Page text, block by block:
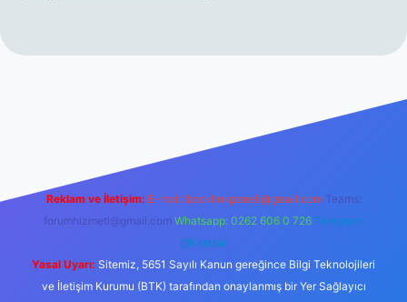
hiltonbet yeni giriş
Reklam ve İletişim: E-mail: backlinkpaneli@gmail.com Teams:
forumhizmeti@gmail.com Whatsapp: 0262 606 0 726 Telegram:
@karabul
Yasal Uyarı: Sitemiz, 5651 Sayılı Kanun gereğince Bilgi Teknolojileri
ve İletişim Kurumu (BTK) tarafından onaylanmış bir Yer Sağlayıcı